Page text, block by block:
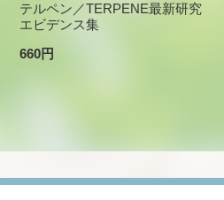
テルペン／TERPENE最新研究
エビデンス集
660円